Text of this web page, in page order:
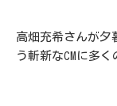
高畑充希さんが夕
う斬新なCMに多く